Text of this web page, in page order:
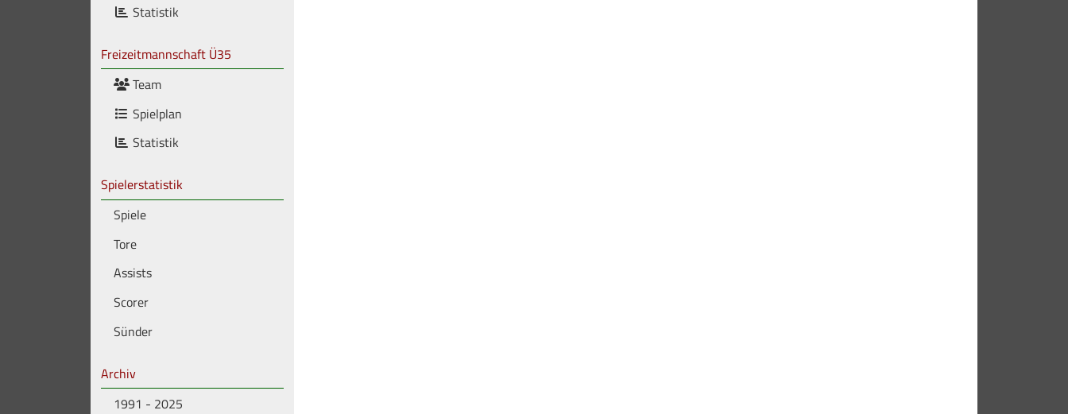
Statistik
Freizeitmannschaft Ü35
Team
Spielplan
Statistik
Spielerstatistik
Spiele
Tore
Assists
Scorer
Sünder
Archiv
1991 - 2025